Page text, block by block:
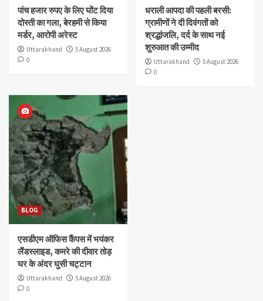
पांच हजार रुपए के लिए घोंट दिया
दोस्ती का गला, बेरहमी से किया
मर्डर, आरोपी अरेस्ट
Uttarakhand
5 August 2026
0
धराली आपदा की पहली बरसी:
ग्रामीणों ने दी दिवंगतों को
श्रद्धांजलि, दर्द के साथ नई
शुरुआत की उम्मीद
Uttarakhand
5 August 2026
0
BLOG
एसडीएम ऑफिस कैंपस में भयंकर
लैंडस्लाइड, कमरे की दीवार तोड़
घर के अंदर घुसी चट्टान
Uttarakhand
5 August 2026
0